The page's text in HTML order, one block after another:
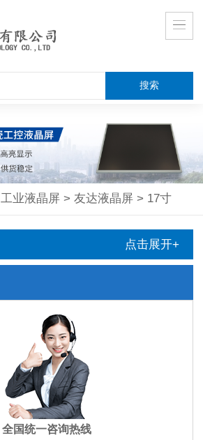
工业液晶屏 > 友达液晶屏 > 17寸
点击展开+
全国统一咨询热线